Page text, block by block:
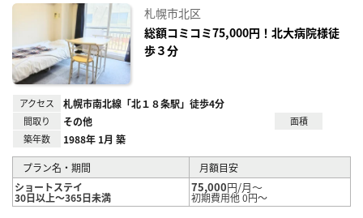
録
札幌市北区
総額コミコミ75,000円！北大病院様徒
歩３分
アクセス 札幌市南北線「北１８条駅」徒歩4分
間取り その他
面積
築年数
1988年 1月 築
プラン名・期間
月額目安
ショートステイ
30日以上～365日未満
75,000円/月～
初期費用他 0円～